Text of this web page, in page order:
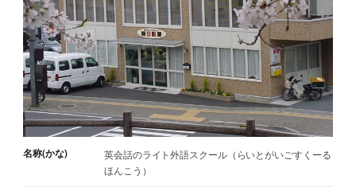
名称(かな)
英会話のライト外語スクール（らいとがいごすくーる
ほんこう）